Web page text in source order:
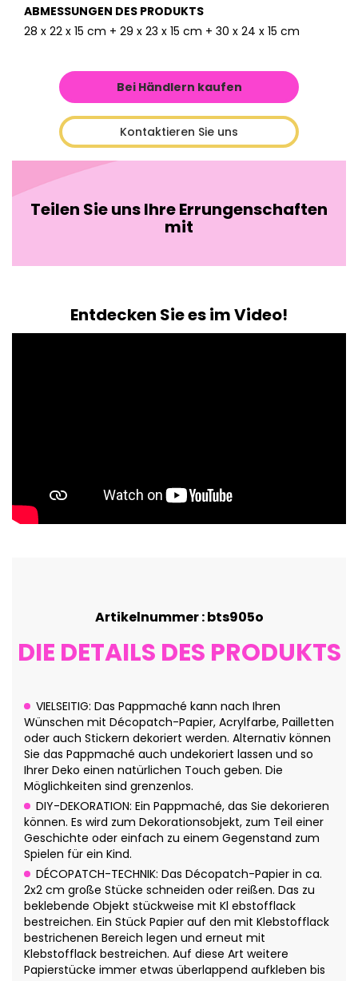
ABMESSUNGEN DES PRODUKTS
28 x 22 x 15 cm + 29 x 23 x 15 cm + 30 x 24 x 15 cm
Bei Händlern kaufen
Kontaktieren Sie uns
Teilen Sie uns Ihre Errungenschaften
mit
Entdecken Sie es im Video!
Artikelnummer : bts905o
DIE DETAILS DES PRODUKTS
VIELSEITIG: Das Pappmaché kann nach Ihren
Wünschen mit Décopatch-Papier, Acrylfarbe, Pailletten
oder auch Stickern dekoriert werden. Alternativ können
Sie das Pappmaché auch undekoriert lassen und so
Ihrer Deko einen natürlichen Touch geben. Die
Möglichkeiten sind grenzenlos.
DIY-DEKORATION: Ein Pappmaché, das Sie dekorieren
können. Es wird zum Dekorationsobjekt, zum Teil einer
Geschichte oder einfach zu einem Gegenstand zum
Spielen für ein Kind.
DÉCOPATCH-TECHNIK: Das Décopatch-Papier in ca.
2x2 cm große Stücke schneiden oder reißen. Das zu
beklebende Objekt stückweise mit Kl ebstofflack
bestreichen. Ein Stück Papier auf den mit Klebstofflack
bestrichenen Bereich legen und erneut mit
Klebstofflack bestreichen. Auf diese Art weitere
Papierstücke immer etwas überlappend aufkleben bis